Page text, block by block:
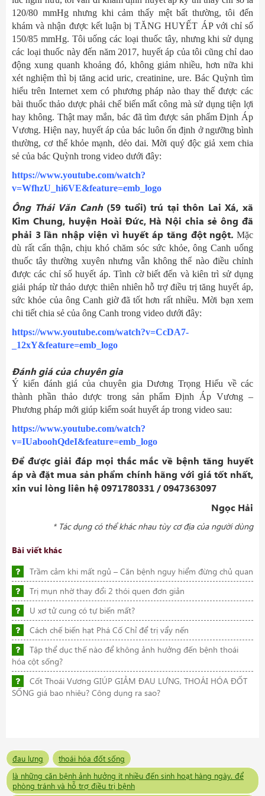
120/80 mmHg nhưng khi cảm thấy mệt bất thường, tôi đến
khám và nhận được kết luận bị TĂNG HUYẾT ÁP với chỉ số
150/85 mmHg. Tôi uống các loại thuốc tây, nhưng khi sử dụng
các loại thuốc này đến năm 2017, huyết áp của tôi cũng chỉ dao
động xung quanh khoảng đó, không giảm nhiều, hơn nữa khi
xét nghiệm thì bị tăng acid uric, creatinine, ure. Bác Quỳnh tìm
hiểu trên Internet xem có phương pháp nào thay thế được các
bài thuốc thảo dược phải chế biến mất công mà sử dụng tiện lợi
hay không. Thật may mắn, bác đã tìm được sản phẩm Định Áp
Vương. Hiện nay, huyết áp của bác luôn ổn định ở ngưỡng bình
thường, cơ thể khỏe mạnh, dẻo dai. Mời quý độc giả xem chia
sẻ của bác Quỳnh trong video dưới đây:
https://www.youtube.com/watch?
v=WfhzU_hi6VE&feature=emb_logo
Ông Thái Văn Canh(59 tuổi) trú tại thôn Lai Xá, xã
Kim Chung, huyện Hoài Đức, Hà Nội chia sẻ ông đã
phải 3 lần nhập viện vì huyết áp tăng đột ngột.Mặc
dù rất cẩn thận, chịu khó chăm sóc sức khỏe, ông Canh uống
thuốc tây thường xuyên nhưng vẫn không thể nào điều chỉnh
được các chỉ số huyết áp. Tình cờ biết đến và kiên trì sử dụng
giải pháp từ thảo dược thiên nhiên hỗ trợ điều trị tăng huyết áp,
sức khỏe của ông Canh giờ đã tốt hơn rất nhiều. Mời bạn xem
chi tiết chia sẻ của ông Canh trong video dưới đây:
https://www.youtube.com/watch?v=CcDA7-
_12xY&feature=emb_logo
Đánh giá của chuyên gia
Ý kiến đánh giá của chuyên gia Dương Trọng Hiếu về các
thành phần thảo dược trong sản phẩm Định Áp Vương –
Phương pháp mới giúp kiểm soát huyết áp trong video sau:
https://www.youtube.com/watch?
v=IUaboohQdeI&feature=emb_logo
Để được giải đáp mọi thắc mắc về bệnh tăng huyết
áp và đặt mua sản phẩm chính hãng với giá tốt nhất,
xin vui lòng liên hệ 0971780331 / 0947363097
Ngọc Hải
* Tác dụng có thể khác nhau tùy cơ địa của người dùng
Bài viết khác
Trầm cảm khi mất ngủ – Căn bệnh nguy hiểm đừng chủ quan
Trị mụn nhờ thay đổi 2 thói quen đơn giản
U xơ tử cung có tự biến mất?
Cách chế biến hạt Phá Cố Chỉ để trị vẩy nến
Tập thể dục thế nào để không ảnh hưởng đến bệnh thoái
hóa cột sống?
Cốt Thoái Vương GIÚP GIẢM ĐAU LƯNG, THOÁI HÓA ĐỐT
SỐNG giá bao nhiêu? Công dụng ra sao?
đau lưng
thoái hóa đốt sống
là những căn bệnh ảnh hưởng ít nhiều đến sinh hoạt hàng ngày. để
phòng tránh và hỗ trợ điều trị bệnh